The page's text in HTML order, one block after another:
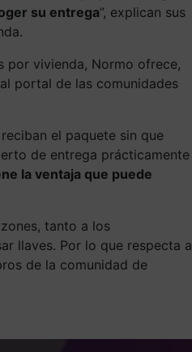
su entrega”, explican sus
por vivienda, Normo ofrece,
portal de las comunidades
el paquete sin que
de entrega prácticamente
la ventaja que puede
tanto a los
llaves. Por lo que respecta a
de la comunidad de